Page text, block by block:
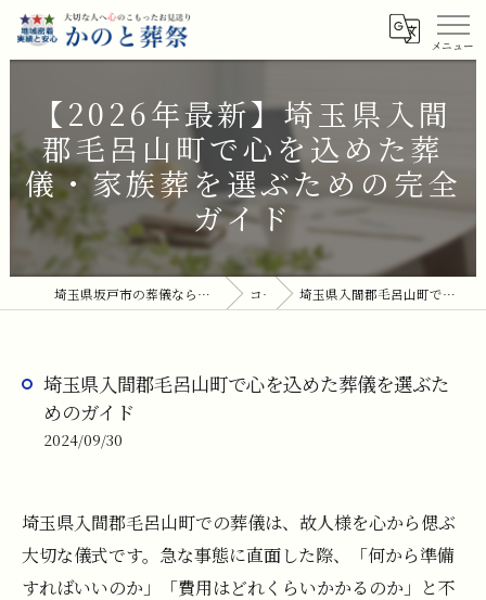
【2026年最新】埼玉県入間
郡毛呂山町で心を込めた葬
儀・家族葬を選ぶための完全
ガイド
埼玉県坂戸市の葬儀ならかのと葬祭(坂戸セレモニーホール) コラム 埼玉県入間郡毛呂山町で心を込めた葬儀を選ぶためのガイド
埼玉県入間郡毛呂山町で心を込めた葬儀を選ぶた
めのガイド
2024/09/30
埼玉県入間郡毛呂山町での葬儀は、故人様を心から偲ぶ
大切な儀式です。急な事態に直面した際、「何から準備
すればいいのか」「費用はどれくらいかかるのか」と不